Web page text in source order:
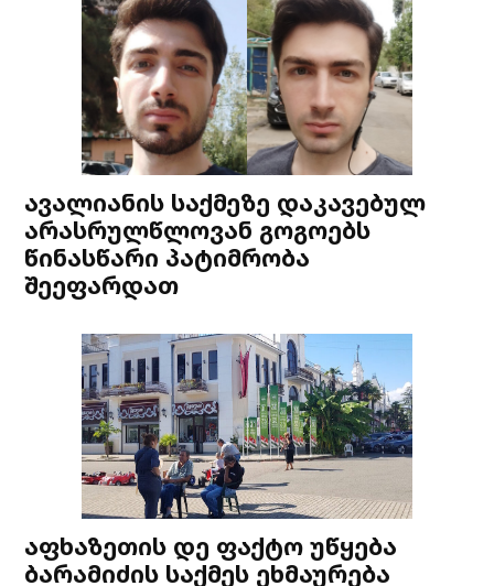
ავალიანის საქმეზე დაკავებულ
არასრულწლოვან გოგოებს
წინასწარი პატიმრობა
შეეფარდათ
აფხაზეთის დე ფაქტო უწყება
ბარამიძის საქმეს ეხმაურება